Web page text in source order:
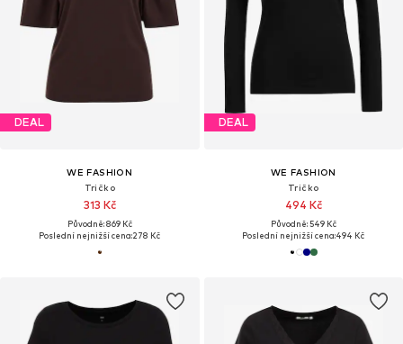
DEAL
WE FASHION
Tričko
313 Kč
Původně: 869 Kč
Poslední nejnižší cena:278 Kč
DEAL
WE FASHION
Tričko
494 Kč
Původně: 549 Kč
Poslední nejnižší cena:494 Kč